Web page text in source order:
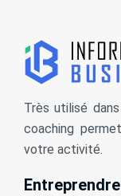
Très utilisé
coaching
votre activité.
Entreprendre